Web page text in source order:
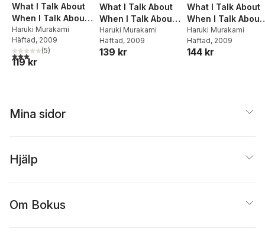
What I Talk About
When I Talk About
Running
Haruki Murakami
Häftad, 2009
3,0utav 5 stjärnor. Totalt antal röster:
(5)
119 kr
What I Talk About
When I Talk About
Running
Haruki Murakami
Häftad, 2009
139 kr
What I Talk About
When I Talk About
Running
Haruki Murakami
Häftad, 2009
144 kr
Mina sidor
Hjälp
Om Bokus